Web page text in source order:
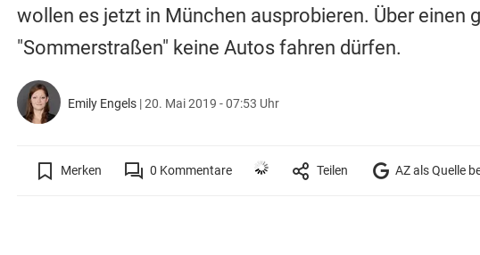
wollen es jetzt in München ausprobieren. Über einen
"Sommerstraßen" keine Autos fahren dürfen.
Emily Engels |20. Mai 2019 - 07:53 Uhr
Merken 0 Kommentare Teilen AZ als Quelle